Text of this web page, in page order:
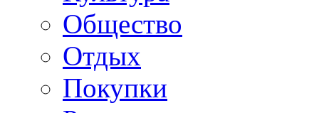
Общество
Отдых
Покупки